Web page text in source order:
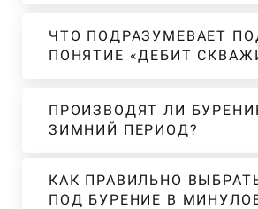
ЧТО ПОДРАЗУМЕВАЕТ
ПОНЯТИЕ «ДЕБИТ
ПРОИЗВОДЯТ ЛИ
ЗИМНИЙ ПЕРИОД?
КАК ПРАВИЛЬНО
ПОД БУРЕНИЕ В